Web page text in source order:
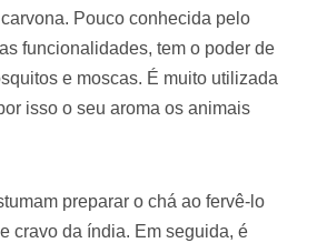
Pouco conhecida pelo
funcionalidades, tem o poder de
e moscas. É muito utilizada
isso o seu aroma os animais
preparar o chá ao fervê-lo
cravo da índia. Em seguida, é